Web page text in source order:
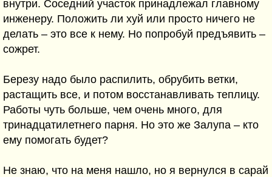
внутри. Соседний участок принадлежал главному
инженеру. Положить ли хуй или просто ничего не
делать – это все к нему. Но попробуй предъявить –
сожрет.
Березу надо было распилить, обрубить ветки,
растащить все, и потом восстанавливать теплицу.
Работы чуть больше, чем очень много, для
тринадцатилетнего парня. Но это же Залупа – кто
ему помогать будет?
Не знаю, что на меня нашло, но я вернулся в сарай